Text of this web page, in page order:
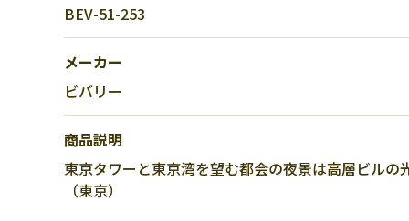
BEV-51-253
メーカー
ビバリー
商品説明
東京タワーと東京湾を望む都会の夜景は高層ビルの
（東京）